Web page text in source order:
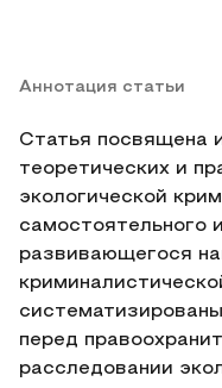
Аннотация статьи
Статья посвящена
теоретических и
экологической
самостоятельного
развивающегося
перед
расследовании